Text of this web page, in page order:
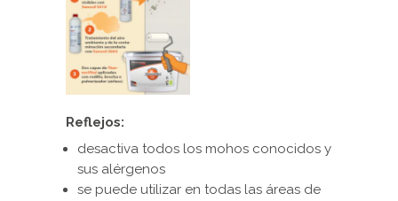
Reflejos:
desactiva todos los mohos conocidos y
sus alérgenos
se puede utilizar en todas las áreas de